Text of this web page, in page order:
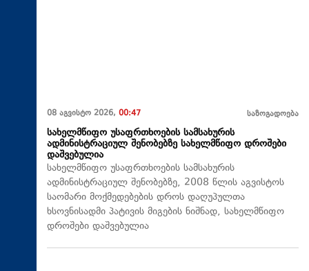
08 აგვისტო 2026, 00:47 საზოგადოება
სახელმწიფო უსაფრთხოების სამსახურის
ადმინისტრაციულ შენობებზე სახელმწიფო დროშები
დაშვებულია
სახელმწიფო უსაფრთხოების სამსახურის
ადმინისტრაციულ შენობებზე, 2008 წლის აგვისტოს
საომარი მოქმედებების დროს დაღუპულთა
ხსოვნისადმი პატივის მიგების ნიშნად, სახელმწიფო
დროშები დაშვებულია